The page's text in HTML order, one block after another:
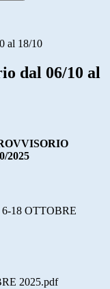
al 18/10
dal 06/10 al
2025
18 OTTOBRE
2025.pdf